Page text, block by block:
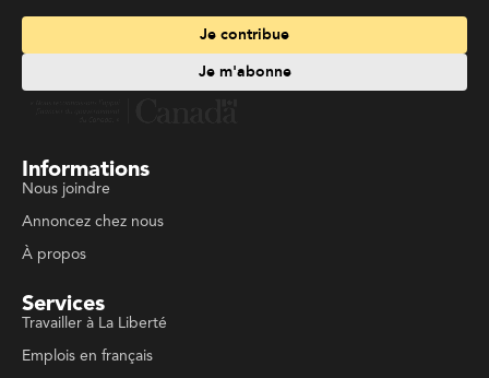
Je contribue
Je m'abonne
Informations
Nous joindre
Annoncez chez nous
À propos
Services
Travailler à La Liberté
Emplois en français